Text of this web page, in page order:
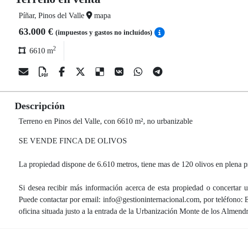
Píñar, Pinos del Valle mapa
63.000 € (impuestos y gastos no incluídos)
6610 m2
Descripción
Terreno en Pinos del Valle, con 6610 m², no urbanizable
SE VENDE FINCA DE OLIVOS
La propiedad dispone de 6.610 metros, tiene mas de 120 olivos en plena
Si desea recibir más información acerca de esta propiedad o
Puede contactar por email: info@gestioninternacional.com, por
oficina situada justo a la entrada de la Urbanización Monte de los